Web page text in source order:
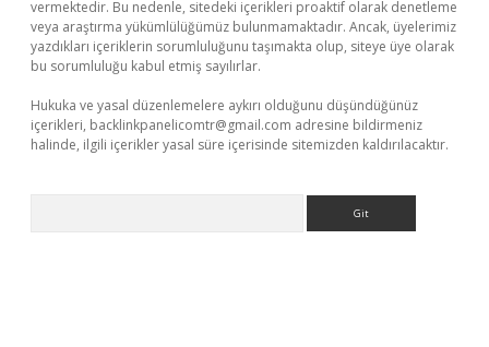
vermektedir. Bu nedenle, sitedeki içerikleri proaktif olarak denetleme
veya araştırma yükümlülüğümüz bulunmamaktadır. Ancak, üyelerimiz
yazdıkları içeriklerin sorumluluğunu taşımakta olup, siteye üye olarak
bu sorumluluğu kabul etmiş sayılırlar.
Hukuka ve yasal düzenlemelere aykırı olduğunu düşündüğünüz
içerikleri, backlinkpanelicomtr@gmail.com adresine bildirmeniz
halinde, ilgili içerikler yasal süre içerisinde sitemizden kaldırılacaktır.